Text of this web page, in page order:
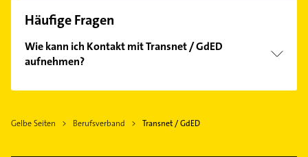
Häufige Fragen
Wie kann ich Kontakt mit Transnet / GdED
aufnehmen?
unserem Kontaktdaten-Bereich auswählen. Hier
Gelbe Seiten Berufsverband Transnet / GdED